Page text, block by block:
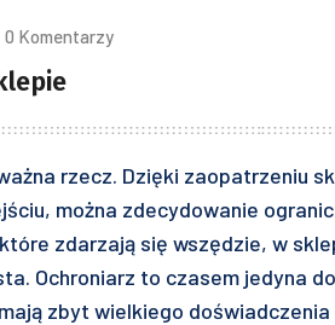
0 Komentarzy
rzecz. Dzięki zaopatrzeniu
można zdecydowanie
zdarzają się wszędzie, w
Ochroniarz to czasem jedyna
zbyt wielkiego